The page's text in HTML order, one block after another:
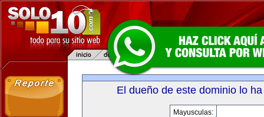
El dueño de este dominio lo
Mayusculas: